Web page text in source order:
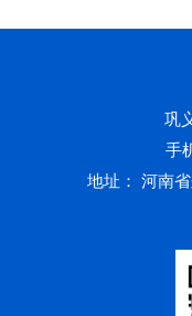
巩
手
地址： 河南